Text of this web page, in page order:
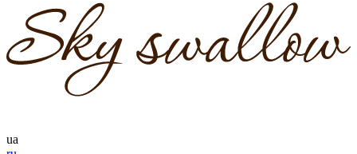
ua